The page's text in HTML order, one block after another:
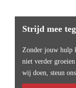
Strijd mee
Zonder jouw hulp
niet verder
wij doen, steun